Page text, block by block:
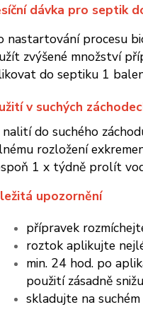
dávka pro septik
nastartování procesu
zvýšené množství
do septiku 1
v suchých
do suchého
rozložení
1 x týdně prolít
upozornění
přípravek
roztok aplikujte
min. 24 hod. po
použití zásadně
skladujte na